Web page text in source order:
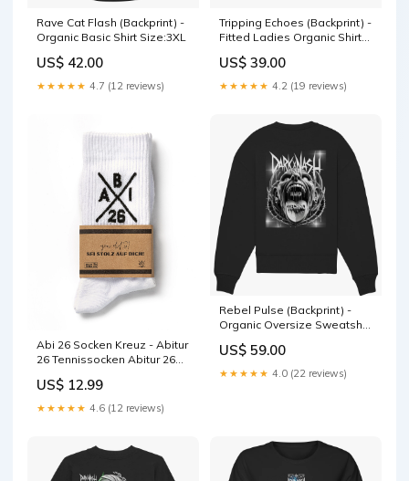
Rave Cat Flash (Backprint) -
Organic Basic Shirt Size:3XL
US$ 42.00
★★★★★ 4.7 (12 reviews)
Tripping Echoes (Backprint) -
Fitted Ladies Organic Shirt
US$ 39.00
★★★★★ 4.2 (19 reviews)
Abi 26 Socken Kreuz - Abitur
26 Tennissocken Abitur 26
US$ 12.99
★★★★★ 4.6 (12 reviews)
Rebel Pulse (Backprint) -
Organic Oversize Sweatshirt
US$ 59.00
★★★★★ 4.0 (22 reviews)